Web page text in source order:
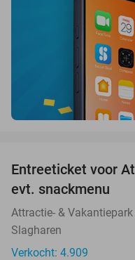
Entreeticket voor
evt. snackmenu
Attractie- &
Slagharen
Verkocht: 4.909